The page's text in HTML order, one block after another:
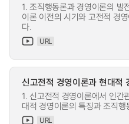
1. 조직행동론과 경영이론의 발
이론 이전의 시기와 고전적 경
다.
URL
신고전적 경영이론과 현대적
1. 신고전적 경영이론에서 인간
대적 경영이론의 특징과 조직
URL